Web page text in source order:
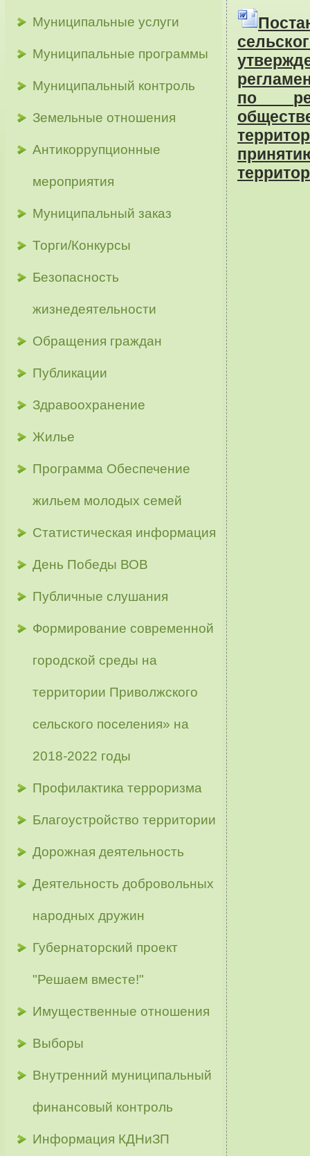
Муниципальные услуги
Муниципальные программы
Муниципальный контроль
Земельные отношения
Антикоррупционные
мероприятия
Муниципальный заказ
Торги/Конкурсы
Безопасность
жизнедеятельности
Обращения граждан
Публикации
Здравоохранение
Жилье
Программа Обеспечение
жильем молодых семей
Статистическая информация
День Победы ВОВ
Публичные слушания
Формирование современной
городской среды на
территории Приволжского
сельского поселения» на
2018-2022 годы
Профилактика терроризма
Благоустройство территории
Дорожная деятельность
Деятельность добровольных
народных дружин
Губернаторский проект
"Решаем вместе!"
Имущественные отношения
Выборы
Внутренний муниципальный
финансовый контроль
Информация КДНиЗП
по